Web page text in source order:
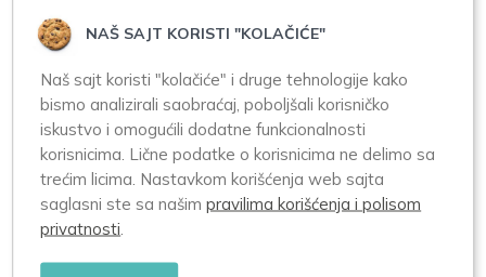
NOVEXPERT The
Expert anti aging
NAŠ SAJT KORISTI "KOLAČIĆE"
Naš sajt koristi "kolačiće" i druge tehnologije kako
bismo analizirali saobraćaj, poboljšali korisničko
iskustvo i omogućili dodatne funkcionalnosti
korisnicima. Lične podatke o korisnicima ne delimo sa
trećim licima. Nastavkom korišćenja web sajta
saglasni ste sa našimpravilima korišćenja i polisom
privatnosti